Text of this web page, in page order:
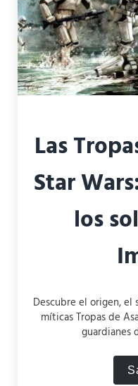
Las
Star
los
Descubre el origen,
míticas Tropas de
guardianes